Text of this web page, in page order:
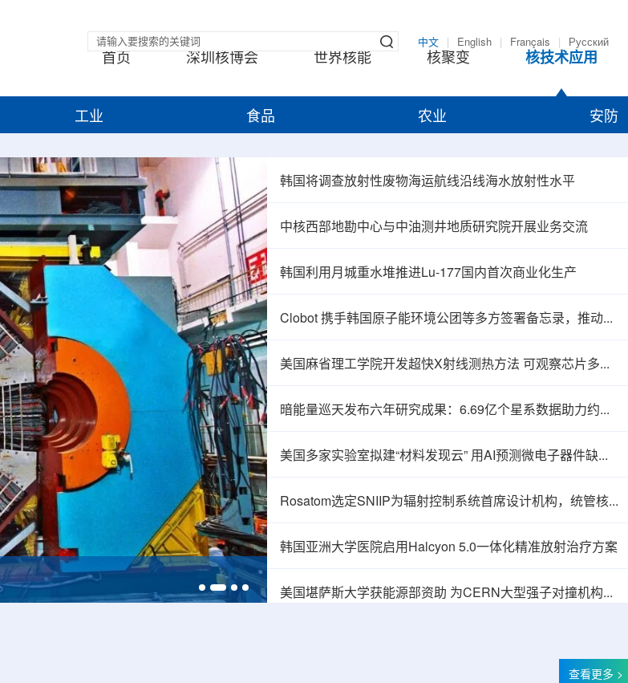
中文 English Français Русский
首页 深圳核博会 世界核能 核聚变 核技术应用
工业 食品 农业 安防
Thor Medical从AlphaOne首次交付高纯度钍-
韩国将调查放射性废物海运航线沿线海水放射性水平
中核西部地勘中心与中油测井地质研究院开展业务交流
韩国利用月城重水堆推进Lu-177国内首次商业化生产
Clobot 携手韩国原子能环境公团等多方签署备忘录，推动放射性废物安全管理多机型机器人示范
美国麻省理工学院开发超快X射线测热方法 可观察芯片多层结构热传递
暗能量巡天发布六年研究成果：6.69亿个星系数据助力约束宇宙加速膨胀
美国多家实验室拟建“材料发现云” 用AI预测微电子器件缺陷影响
Rosatom选定SNIIP为辐射控制系统首席设计机构，统管核设施放射仪表标准化与进口替代保障
韩国亚洲大学医院启用Halcyon 5.0一体化精准放射治疗方案
美国堪萨斯大学获能源部资助 为CERN大型强子对撞机构建新一代探测器
查看更多 >